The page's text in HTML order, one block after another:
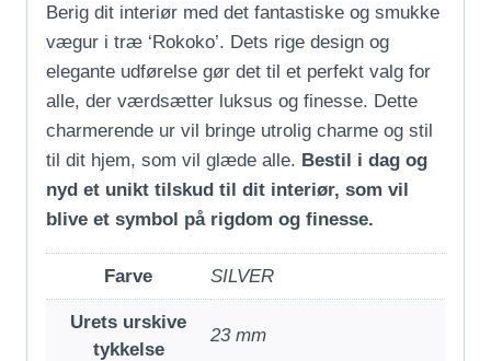
Berig dit interiør med det fantastiske og smukke
vægur i træ ‘Rokoko’. Dets rige design og
elegante udførelse gør det til et perfekt valg for
alle, der værdsætter luksus og finesse. Dette
charmerende ur vil bringe utrolig charme og stil
til dit hjem, som vil glæde alle. Bestil i dag og
nyd et unikt tilskud til dit interiør, som vil
blive et symbol på rigdom og finesse.
Farve SILVER
Urets urskive
tykkelse
23 mm